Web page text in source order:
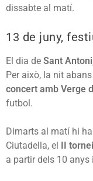
dissabte al matí.
13 de juny,
El dia de Sant
Per això, la nit
concert amb Verge
futbol.
Dimarts al matí hi
Ciutadella, el II
a partir dels 10 anys